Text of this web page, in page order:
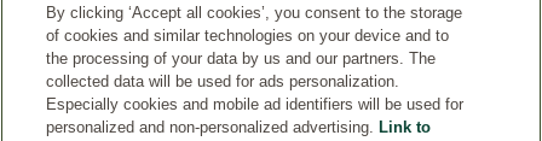
s
a
a
n
By clicking ‘Accept all cookies’, you consent to the storage
of cookies and similar technologies on your device and to
the processing of your data by us and our partners. The
collected data will be used for ads personalization.
Especially cookies and mobile ad identifiers will be used for
personalized and non-personalized advertising. Link to